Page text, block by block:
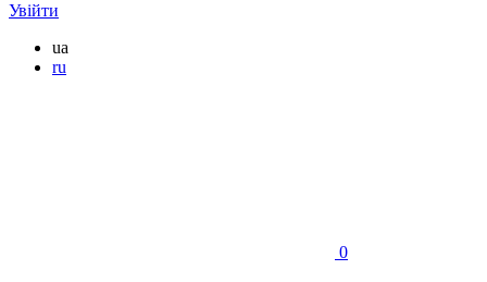
Увійти
ua
ru
0